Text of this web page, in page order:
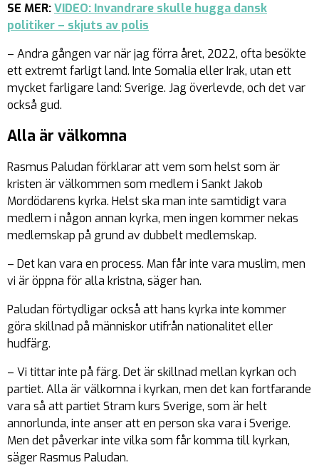
SE MER:VIDEO: Invandrare skulle hugga dansk
politiker – skjuts av polis
– Andra gången var när jag förra året, 2022, ofta besökte
ett extremt farligt land. Inte Somalia eller Irak, utan ett
mycket farligare land: Sverige. Jag överlevde, och det var
också gud.
Alla är välkomna
Rasmus Paludan förklarar att vem som helst som är
kristen är välkommen som medlem i Sankt Jakob
Mordödarens kyrka. Helst ska man inte samtidigt vara
medlem i någon annan kyrka, men ingen kommer nekas
medlemskap på grund av dubbelt medlemskap.
– Det kan vara en process. Man får inte vara muslim, men
vi är öppna för alla kristna, säger han.
Paludan förtydligar också att hans kyrka inte kommer
göra skillnad på människor utifrån nationalitet eller
hudfärg.
– Vi tittar inte på färg. Det är skillnad mellan kyrkan och
partiet. Alla är välkomna i kyrkan, men det kan fortfarande
vara så att partiet Stram kurs Sverige, som är helt
annorlunda, inte anser att en person ska vara i Sverige.
Men det påverkar inte vilka som får komma till kyrkan,
säger Rasmus Paludan.